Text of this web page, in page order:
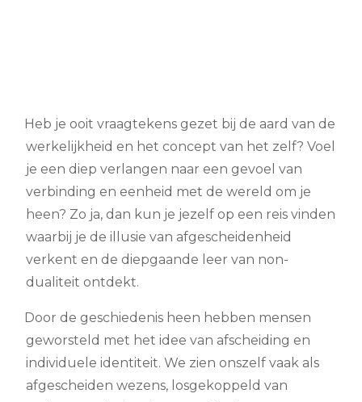
Heb je ooit vraagtekens gezet bij de aard van de
werkelijkheid en het concept van het zelf? Voel
je een diep verlangen naar een gevoel van
verbinding en eenheid met de wereld om je
heen? Zo ja, dan kun je jezelf op een reis vinden
waarbij je de illusie van afgescheidenheid
verkent en de diepgaande leer van non-
dualiteit ontdekt.
Door de geschiedenis heen hebben mensen
geworsteld met het idee van afscheiding en
individuele identiteit. We zien onszelf vaak als
afgescheiden wezens, losgekoppeld van